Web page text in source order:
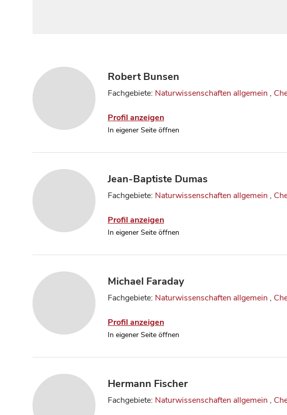
Robert Bunsen
Fachgebiete: Naturwissenschaften allgemein ,
Profil anzeigen
In eigener Seite öffnen
Jean-Baptiste Dumas
Fachgebiete: Naturwissenschaften allgemein ,
Profil anzeigen
In eigener Seite öffnen
Michael Faraday
Fachgebiete: Naturwissenschaften allgemein ,
Profil anzeigen
In eigener Seite öffnen
Hermann Fischer
Fachgebiete: Naturwissenschaften allgemein ,